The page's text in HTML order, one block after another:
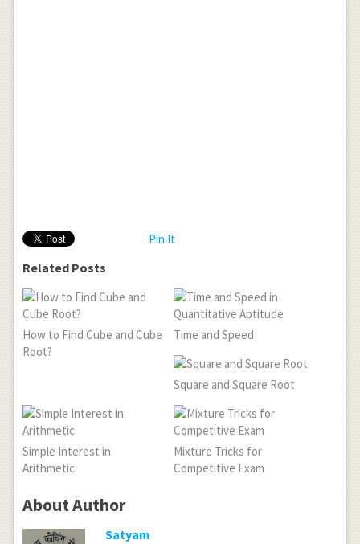
Pin It
Related Posts
How to Find Cube and Cube
Root?
Time and Speed
Square and Square Root
Simple Interest in
Arithmetic
Mixture Tricks for
Competitive Exam
About Author
Satyam